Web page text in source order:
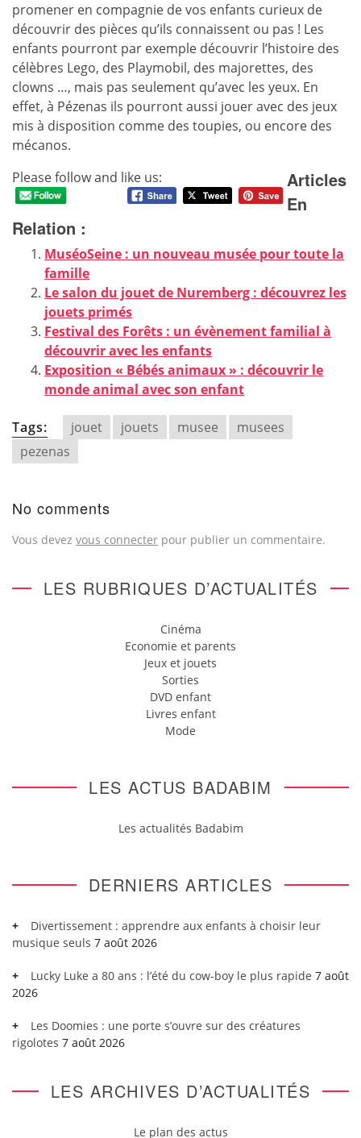
promener en compagnie de vos enfants curieux de
découvrir des pièces qu’ils connaissent ou pas ! Les
enfants pourront par exemple découvrir l’histoire des
célèbres Lego, des Playmobil, des majorettes, des
clowns …, mais pas seulement qu’avec les yeux. En
effet, à Pézenas ils pourront aussi jouer avec des jeux
mis à disposition comme des toupies, ou encore des
mécanos.
Please follow and like us:
Articles
En
Relation :
MuséoSeine : un nouveau musée pour toute la
famille
Le salon du jouet de Nuremberg : découvrez les
jouets primés
Festival des Forêts : un évènement familial à
découvrir avec les enfants
Exposition « Bébés animaux » : découvrir le
monde animal avec son enfant
Tags: jouet jouets musee
musees
pezenas
No comments
Vous devez vous connecter pour publier un commentaire.
LES RUBRIQUES D’ACTUALITÉS
Cinéma
Economie et parents
Jeux et jouets
Sorties
DVD enfant
Livres enfant
Mode
LES ACTUS BADABIM
Les actualités Badabim
DERNIERS ARTICLES
Divertissement : apprendre aux enfants à choisir leur
musique seuls 7 août 2026
Lucky Luke a 80 ans : l’été du cow-boy le plus rapide 7 août
2026
Les Doomies : une porte s’ouvre sur des créatures
rigolotes 7 août 2026
LES ARCHIVES D’ACTUALITÉS
Le plan des actus